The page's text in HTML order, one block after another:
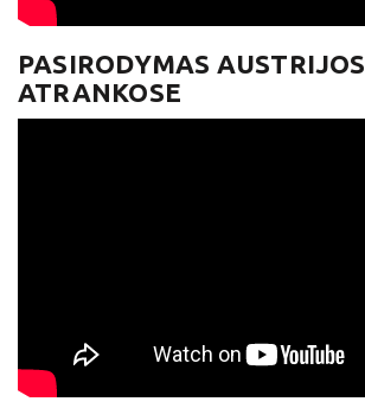
PASIRODYMAS AUSTRIJOS
ATRANKOSE